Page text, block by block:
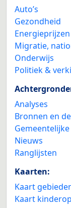
Auto’s
Gezondheid
Migratie,
Onderwijs
Politiek &
Analyses
Bronnen en
Nieuws
Ranglijsten
Kaarten:
Kaart
Kaart